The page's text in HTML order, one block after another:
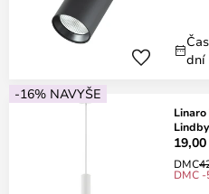
dní
-16% NAVYŠE
Lindby
DMC
DMC